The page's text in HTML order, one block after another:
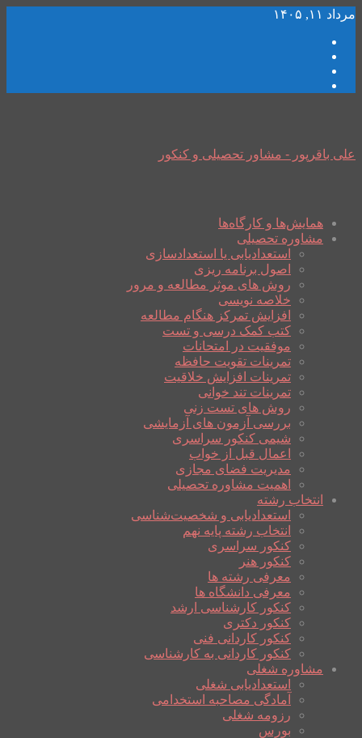
مرداد ۱۱, ۱۴۰۵
علی باقرپور - مشاور تحصیلی و کنکور
همایش‌ها و کارگاه‌ها
مشاوره تحصیلی
استعدادیابی یا استعدادسازی
اصول برنامه ریزی
روش های موثر مطالعه و مرور
خلاصه نویسی
افزایش تمرکز هنگام مطالعه
کتب کمک درسی و تست
موفقیت در امتحانات
تمرینات تقویت حافظه
تمرینات افزایش خلاقیت
تمرینات تند خوانی
روش های تست زنی
بررسی آزمون های آزمایشی
شیمی کنکور سراسری
اعمال قبل از خواب
مدیریت فضای مجازی
اهمیت مشاوره تحصیلی
انتخاب رشته
استعدادیابی و شخصیت‌شناسی
انتخاب رشته پایه نهم
کنکور سراسری
کنکور هنر
معرفی رشته ها
معرفی دانشگاه ها
کنکور کارشناسی ارشد
کنکور دکتری
کنکور کاردانی فنی
کنکور کاردانی به کارشناسی
مشاوره شغلی
استعدادیابی شغلی
آمادگی مصاحبه استخدامی
رزومه شغلی
بورس